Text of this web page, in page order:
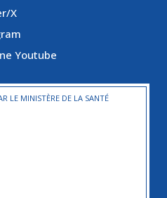
X
Youtube
LE MINISTÈRE DE LA SANTÉ